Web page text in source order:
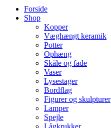
Forside
Shop
Kopper
Væghængt keramik
Potter
Ophæng
Skåle og fade
Vaser
Lysestager
Bordflag
Figurer og skulpturer
Lamper
Spejle
Lågkrukker